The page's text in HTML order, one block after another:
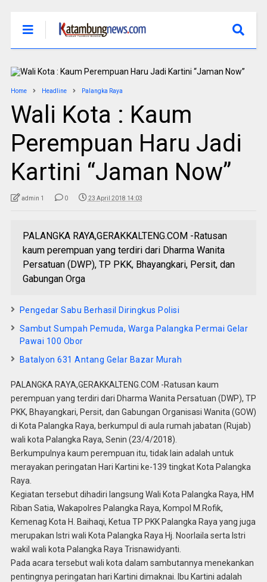
Home Headline Palangka Raya
Wali Kota : Kaum
Perempuan Haru Jadi
Kartini “Jaman Now”
admin 1 0 23 April 2018 14:03
PALANGKA RAYA,GERAKKALTENG.COM -Ratusan
kaum perempuan yang terdiri dari Dharma Wanita
Persatuan (DWP), TP PKK, Bhayangkari, Persit, dan
Gabungan Orga
Pengedar Sabu Berhasil Diringkus Polisi
Sambut Sumpah Pemuda, Warga Palangka Permai Gelar
Pawai 100 Obor
Batalyon 631 Antang Gelar Bazar Murah
PALANGKA RAYA,GERAKKALTENG.COM -Ratusan kaum
perempuan yang terdiri dari Dharma Wanita Persatuan (DWP), TP
PKK, Bhayangkari, Persit, dan Gabungan Organisasi Wanita (GOW)
di Kota Palangka Raya, berkumpul di aula rumah jabatan (Rujab)
wali kota Palangka Raya, Senin (23/4/2018).
Berkumpulnya kaum perempuan itu, tidak lain adalah untuk
merayakan peringatan Hari Kartini ke-139 tingkat Kota Palangka
Raya.
Kegiatan tersebut dihadiri langsung Wali Kota Palangka Raya, HM
Riban Satia, Wakapolres Palangka Raya, Kompol M.Rofik,
Kemenag Kota H. Baihaqi, Ketua TP PKK Palangka Raya yang juga
merupakan Istri wali Kota Palangka Raya Hj. Noorlaila serta Istri
wakil wali kota Palangka Raya Trisnawidyanti.
Pada acara tersebut wali kota dalam sambutannya menekankan
pentingnya peringatan hari Kartini dimaknai. Ibu Kartini adalah